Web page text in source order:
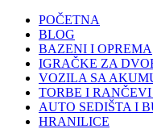
POČETNA
BLOG
BAZENI I OPREMA
IGRAČKE ZA
VOZILA SA
TORBE I
AUTO SEDIŠTA I
HRANILICE